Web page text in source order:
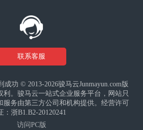
联系客服
成功 © 2013-2026骏马云Junmayun.com版
利。骏马云一站式企业服务平台，网站只
服务由第三方公司和机构提供。经营许可
：浙B1.B2-20120241
访问PC版